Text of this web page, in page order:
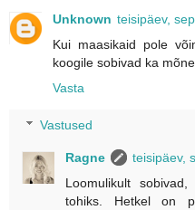
Unknown teisipäev,
Kui maasikaid pole
koogile sobivad ka
Vasta
Vastused
Ragne
teisipäev,
Loomulikult
tohiks. Hetkel on